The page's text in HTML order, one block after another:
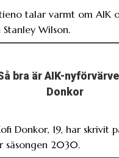
talar varmt om AIK
Wilson.
bra är AIK-
Donkor
Donkor, 19, har skrivit
säsongen 2030.